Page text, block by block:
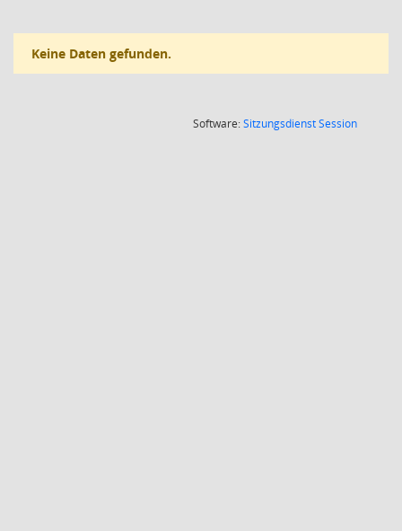
Keine Daten gefunden.
Software:SitzungsdienstSession(Wird in